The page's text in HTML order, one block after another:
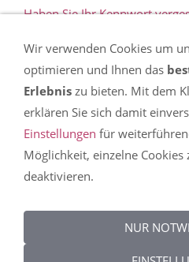
Haben Sie Ihr Kennwort
da Sie der Speicherung
Nutzung von Cookies auf
Ihre Präferenzen
DIESEN
Wir verwenden Cookies um
optimieren und Ihnen das
Erlebnis zu bieten. Mit dem
erklären Sie sich damit
Einstellungen für
Möglichkeit, einzelne Cookies
deaktivieren.
NUR